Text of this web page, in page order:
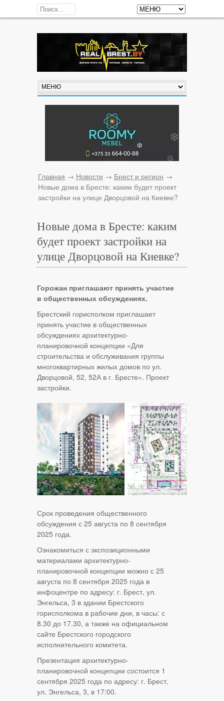
Главная → Новости → Брест и регион →
Новые дома в Бресте: каким будет проект
застройки на улице Дворцовой на Киевке?
Новые дома в Бресте: каким
будет проект застройки на
улице Дворцовой на Киевке?
Горожан приглашают принять участие
в общественных обсуждениях.
Брестский горисполком приглашает
принять участие в общественных
обсуждениях архитектурно-
планировочной концепции «Для
строительства и обслуживания группы
многоквартирных жилых домов по ул.
Дворцовой, 52, 52А в г. Бресте». Проект
застройки.
Срок проведения общественного
обсуждения с 25 августа по 8 сентября
2025 года.
Ознакомиться с экспозиционными
материалами архитектурно-
планировочной концепции можно с 25
августа по 8 сентября 2025 года в
инфоцентре по адресу: г. Брест, ул.
Энгельса, 3 в здании Брестского
горисполкома в рабочие дни, в часы: с
8.30 до 17.30, а также на официальном
сайте Брестского городского
исполнительного комитета.
Презентация архитектурно-
планировочной концепции состоится 1
сентября 2025 года по адресу: г. Брест,
ул. Энгельса, 3, в 17:00.